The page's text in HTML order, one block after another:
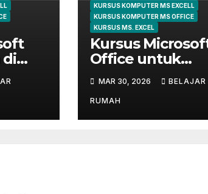
di
KURSUS KOMPUTER MS EXCELL
KURSUS KOMPUTER MS OFFICE
KURSUS MS. EXCEL
Kursus
Office untuk
Administrasi
Perkantoran di
Cileungsi
MAR 30, 2026 BELAJAR
RUMAH